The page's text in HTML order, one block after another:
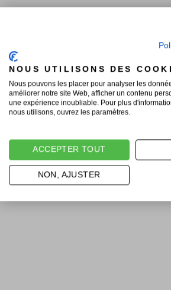
NOUS UTILISONS DES
Nous pouvons les placer pour analyser les
améliorer notre site Web, afficher un contenu
une expérience inoubliable. Pour plus
nous utilisons, ouvrez les paramètres.
ACCEPTER TOUT
NON, AJUSTER